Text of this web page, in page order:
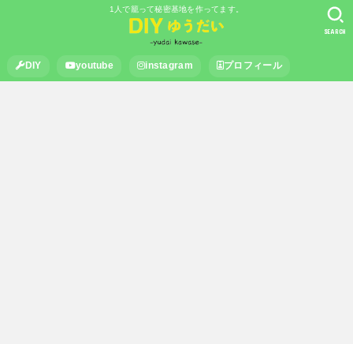
1人で籠って秘密基地を作ってます。
DIY youtube instagram プロフィール
SEARCH